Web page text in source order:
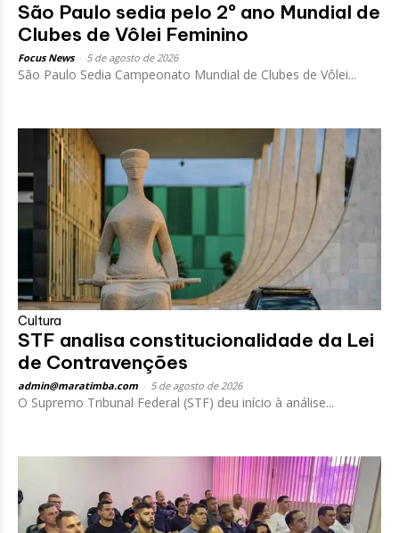
São Paulo sedia pelo 2º ano Mundial de
Clubes de Vôlei Feminino
Focus News 5 de agosto de 2026
São Paulo Sedia Campeonato Mundial de Clubes de Vôlei...
Cultura
STF analisa constitucionalidade da Lei
de Contravenções
admin@maratimba.com 5 de agosto de 2026
O Supremo Tribunal Federal (STF) deu início à análise...